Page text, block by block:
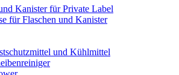
Kanister für Private Label
für Flaschen und Kanister
und Kühlmittel